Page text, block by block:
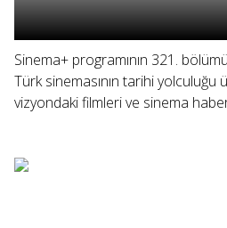
Sinema+ programının 321.
Türk sinemasının tarihi
vizyondaki filmleri ve sinema